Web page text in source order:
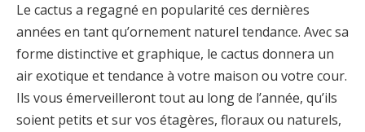
Le cactus a regagné en popularité ces dernières
années en tant qu’ornement naturel tendance. Avec sa
forme distinctive et graphique, le cactus donnera un
air exotique et tendance à votre maison ou votre cour.
Ils vous émerveilleront tout au long de l’année, qu’ils
soient petits et sur vos étagères, floraux ou naturels,